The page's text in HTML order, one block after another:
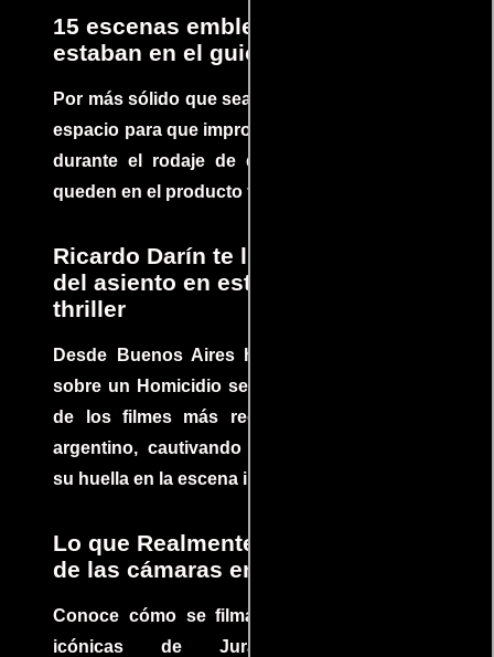
15 escenas emblemáticas que no
estaban en el guion
Por más sólido que sea un guión siempre hay
espacio para que improvisaciones que se dan
durante el rodaje de determinadas escenas
queden en el producto final.
Ricardo Darín te llevará al borde
del asiento en este increíble
thriller
Desde Buenos Aires hasta el mundo, Tesis
sobre un Homicidio se ha convertido en uno
de los filmes más recomendados del cine
argentino, cautivando audiencias y dejando
su huella en la escena internacional.
Lo que Realmente Sucedió detrás
de las cámaras en Jurassic Park
Conoce cómo se filmaron algunas escenas
icónicas de Jurassic Park, con